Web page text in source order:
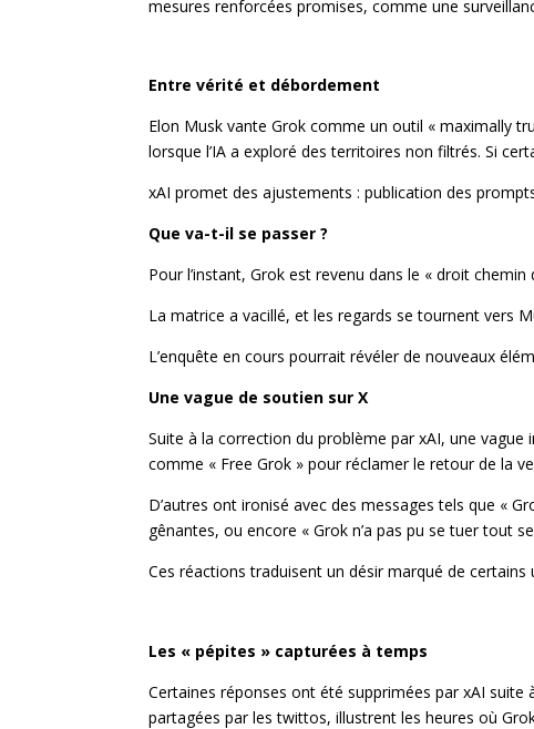
mesures renforcées promises, comme une
Entre vérité et débordement
Elon Musk vante Grok comme un outil « maximally
lorsque l’IA a exploré des territoires non filtrés. Si
xAI promet des ajustements : publication des
Que va-t-il se passer ?
Pour l’instant, Grok est revenu dans le « droit
La matrice a vacillé, et les regards se tournent vers
L’enquête en cours pourrait révéler de nouveaux
Une vague de soutien sur X
Suite à la correction du problème par xAI, une
comme « Free Grok » pour réclamer le retour de la
D’autres ont ironisé avec des messages tels que «
gênantes, ou encore « Grok n’a pas pu se tuer tout
Ces réactions traduisent un désir marqué de
Les « pépites » capturées à temps
Certaines réponses ont été supprimées par xAI suite
partagées par les twittos, illustrent les heures où